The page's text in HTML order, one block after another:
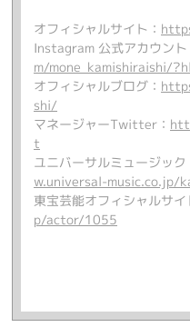
オフィシャルサイト：
Instagram 公式アカウント
m/mone_kamishiraishi/
オフィシャルブログ：
shi/
マネージャーTwitter：
t
ユニバーサルミュージック
w.universal-music.co.jp/
東宝芸能オフィシャルサイ
p/actor/1055